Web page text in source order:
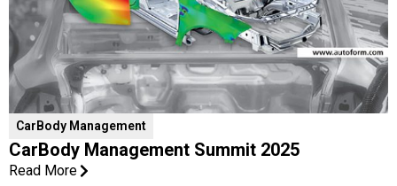
CarBody Management
CarBody Management Summit 2025
Read More